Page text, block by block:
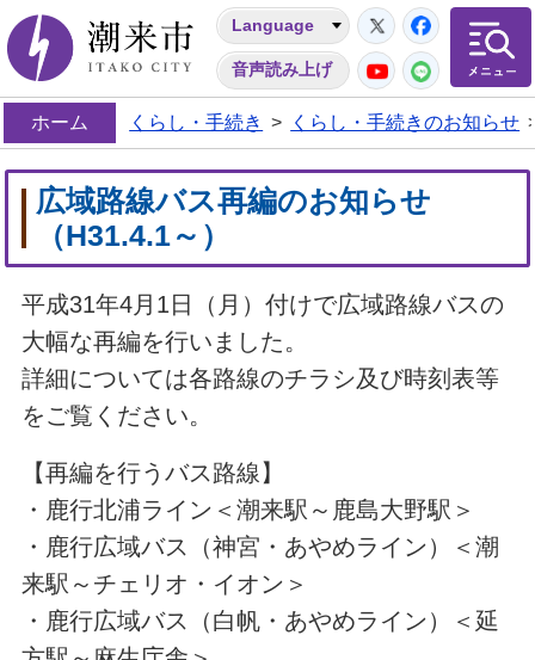
潮来市
Language
音声読み上げ
Twitter
YouTube
LINE
ホーム くらし・手続き > くらし・手続きのお知らせ
広域路線バス再編のお知らせ
（H31.4.1～）
平成31年4月1日（月）付けで広域路線バスの
大幅な再編を行いました。
詳細については各路線のチラシ及び時刻表等
をご覧ください。
【再編を行うバス路線】
・鹿行北浦ライン＜潮来駅～鹿島大野駅＞
・鹿行広域バス（神宮・あやめライン）＜潮
来駅～チェリオ・イオン＞
・鹿行広域バス（白帆・あやめライン）＜延